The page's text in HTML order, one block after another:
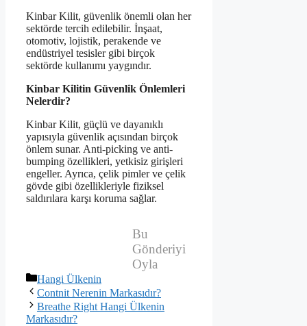
Kinbar Kilit, güvenlik önemli olan her
sektörde tercih edilebilir. İnşaat,
otomotiv, lojistik, perakende ve
endüstriyel tesisler gibi birçok
sektörde kullanımı yaygındır.
Kinbar Kilitin Güvenlik Önlemleri
Nelerdir?
Kinbar Kilit, güçlü ve dayanıklı
yapısıyla güvenlik açısından birçok
önlem sunar. Anti-picking ve anti-
bumping özellikleri, yetkisiz girişleri
engeller. Ayrıca, çelik pimler ve çelik
gövde gibi özellikleriyle fiziksel
saldırılara karşı koruma sağlar.
Bu
Gönderiyi
Oyla
Kategoriler
Hangi Ülkenin
Contnit Nerenin Markasıdır?
Breathe Right Hangi Ülkenin
Markasıdır?